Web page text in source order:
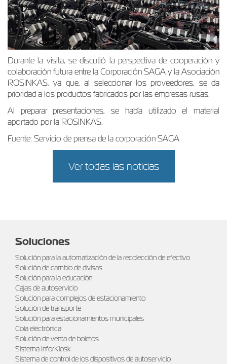
Durante la visita, se discutió la perspectiva de cooperación y
colaboración futura entre la Corporación SAGA y la Asociación
ROSINKAS, ya que, al seleccionar los proveedores, se da
prioridad a los productos fabricados por las empresas rusas.
Al preparar presentaciones, se había utilizado el material
aportado por la ROSINKAS.
Fuente: Servicio de prensa de la corporación SAGA
Ver todas las noticias
Soluciones
Solución para la automatización de la recolección de efectivo
Solución de cambio de divisas
Solución para la educación
Cajas de autoservicio
Solución para complejos de estacionamiento
Solución de transporte
Solución para estacionamientos municipales
Cola electrónica
Solución de venta de boletos
Sistema InforKiosk
Sistema de control de los dispositivos de autoservicio